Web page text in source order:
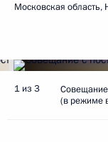
Московская область,
1 из 3
Совещание
(в режиме